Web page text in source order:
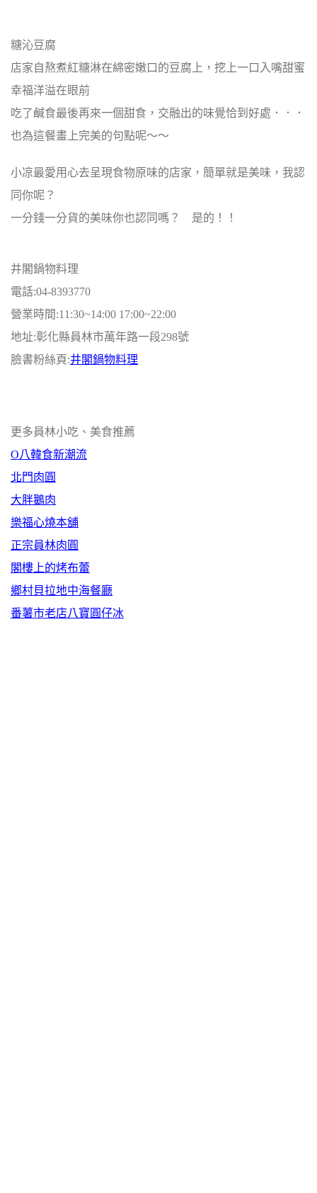
糖沁豆腐
店家自熬煮紅糖淋在綿密嫩口的豆腐上，挖上一口入嘴甜蜜
幸福洋溢在眼前
吃了鹹食最後再來一個甜食，交融出的味覺恰到好處．．．
也為這餐畫上完美的句點呢～～
小凉最愛用心去呈現食物原味的店家，簡單就是美味，我認
同你呢？
一分錢一分貨的美味你也認同嗎？ 是的！！
井閣鍋物料理
電話:04-8393770
營業時間:11:30~14:00 17:00~22:00
地址:彰化縣員林市萬年路一段298號
臉書粉絲頁:井閣鍋物料理
更多員林小吃、美食推薦
O八韓食新潮流
北門肉圓
大胖鵝肉
樂福心燒本舖
正宗員林肉圓
閣樓上的烤布蕾
鄉村貝拉地中海餐廳
番薯市老店八寶圓仔冰